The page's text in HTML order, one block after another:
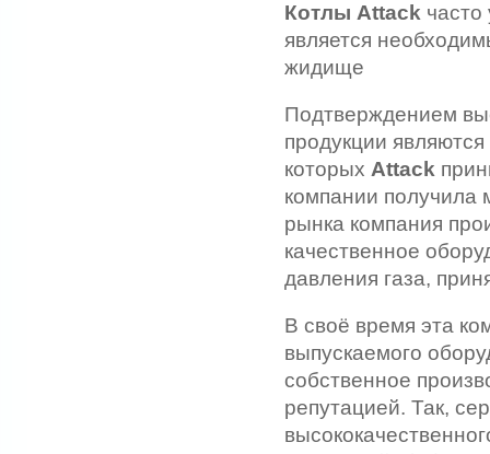
Котлы Attack часто
является
жидище
Подтверждением
продукции
которых Attack
компании получила
рынка компания
качественное
давления газа,
В своё время эта
выпускаемого
собственное
репутацией. Так,